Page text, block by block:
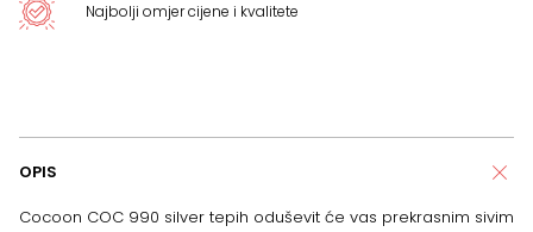
Najbolji omjer cijene i kvalitete
OPIS
Cocoon COC 990 silver tepih oduševit će vas prekrasnim sivim